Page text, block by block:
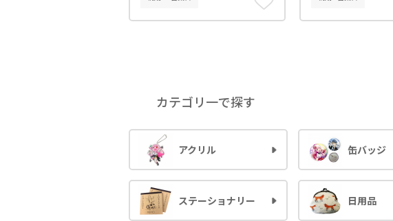
カテゴリ一で探す
アクリル 缶バッジ
ステーショナリー 日用品